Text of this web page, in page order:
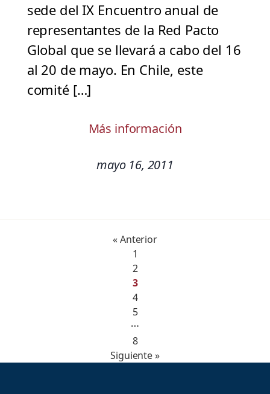
sede del IX Encuentro anual de
representantes de la Red Pacto
Global que se llevará a cabo del 16
al 20 de mayo. En Chile, este
comité […]
Más información
mayo 16, 2011
« Anterior
1
2
3
4
5
…
8
Siguiente »